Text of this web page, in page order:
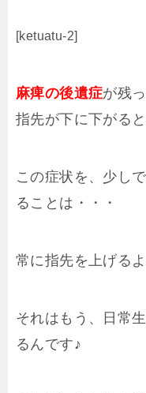
[ketuatu-2]
麻痺の後遺症が残
指先が下に下がる
この症状を、少し
ることは・・・
常に指先を上げる
それはもう、日常
るんです♪